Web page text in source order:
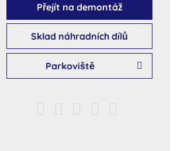
Přejít na demontáž
Sklad náhradních dílů
Parkoviště